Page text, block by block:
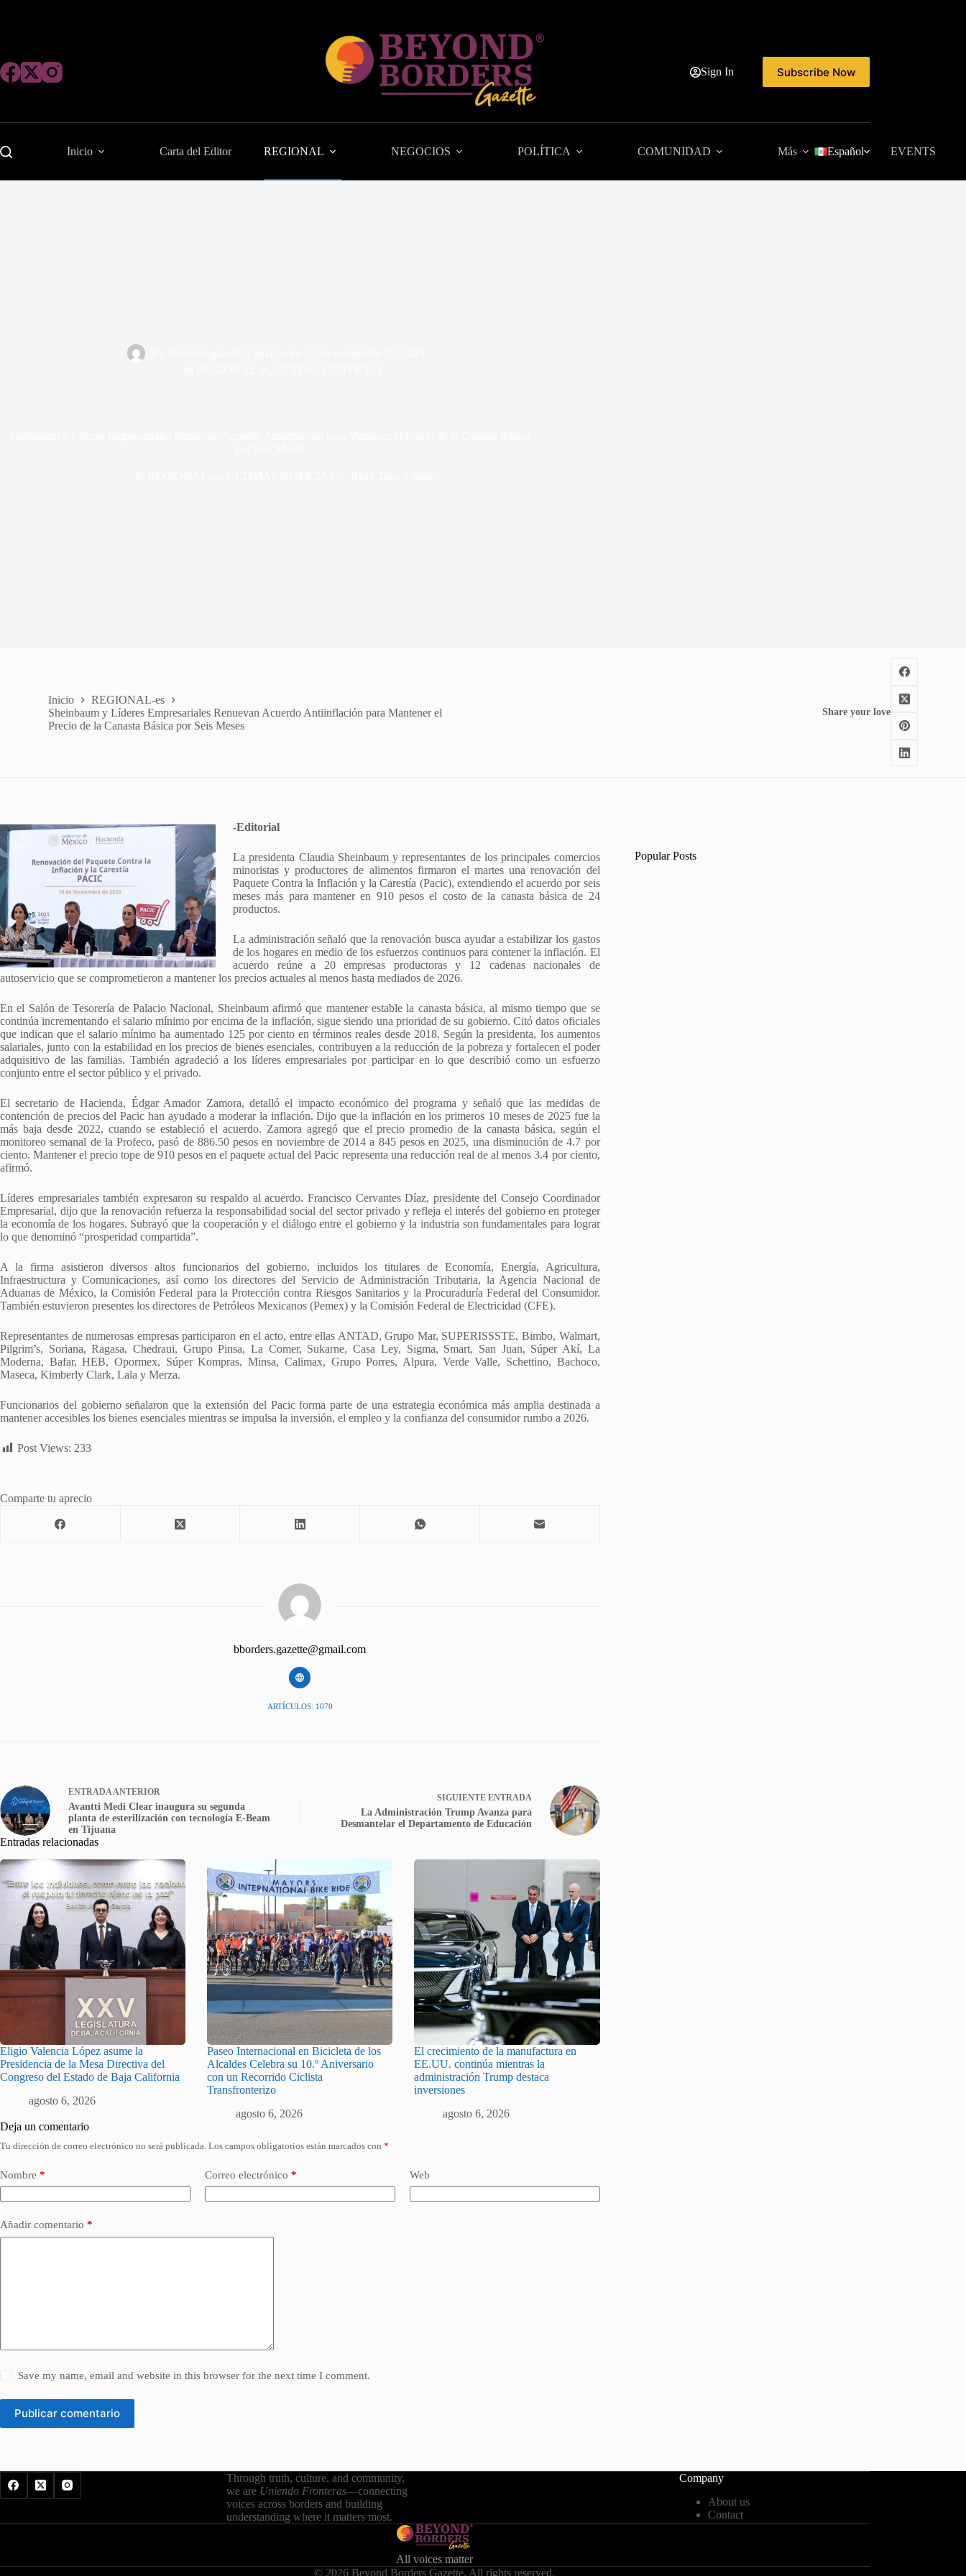
Sign In Subscribe Now
Inicio Carta del Editor REGIONAL NEGOCIOS POLÍTICA COMUNIDAD Más EVENTS
Español
Inicio
REGIONAL-es
Sheinbaum y Líderes Empresariales Renuevan Acuerdo Antiinflación para Mantener el
Precio de la Canasta Básica por Seis Meses
Share your love
-Editorial
La presidenta Claudia Sheinbaum y representantes de los principales comercios
minoristas y productores de alimentos firmaron el martes una renovación del
Paquete Contra la Inflación y la Carestía (Pacic), extendiendo el acuerdo por seis
meses más para mantener en 910 pesos el costo de la canasta básica de 24
productos.
La administración señaló que la renovación busca ayudar a estabilizar los gastos
de los hogares en medio de los esfuerzos continuos para contener la inflación. El
acuerdo reúne a 20 empresas productoras y 12 cadenas nacionales de
autoservicio que se comprometieron a mantener los precios actuales al menos hasta mediados de 2026.
En el Salón de Tesorería de Palacio Nacional, Sheinbaum afirmó que mantener estable la canasta básica, al mismo tiempo que se
continúa incrementando el salario mínimo por encima de la inflación, sigue siendo una prioridad de su gobierno. Citó datos oficiales
que indican que el salario mínimo ha aumentado 125 por ciento en términos reales desde 2018. Según la presidenta, los aumentos
salariales, junto con la estabilidad en los precios de bienes esenciales, contribuyen a la reducción de la pobreza y fortalecen el poder
adquisitivo de las familias. También agradeció a los líderes empresariales por participar en lo que describió como un esfuerzo
conjunto entre el sector público y el privado.
El secretario de Hacienda, Édgar Amador Zamora, detalló el impacto económico del programa y señaló que las medidas de
contención de precios del Pacic han ayudado a moderar la inflación. Dijo que la inflación en los primeros 10 meses de 2025 fue la
más baja desde 2022, cuando se estableció el acuerdo. Zamora agregó que el precio promedio de la canasta básica, según el
monitoreo semanal de la Profeco, pasó de 886.50 pesos en noviembre de 2014 a 845 pesos en 2025, una disminución de 4.7 por
ciento. Mantener el precio tope de 910 pesos en el paquete actual del Pacic representa una reducción real de al menos 3.4 por ciento,
afirmó.
Líderes empresariales también expresaron su respaldo al acuerdo. Francisco Cervantes Díaz, presidente del Consejo Coordinador
Empresarial, dijo que la renovación refuerza la responsabilidad social del sector privado y refleja el interés del gobierno en proteger
la economía de los hogares. Subrayó que la cooperación y el diálogo entre el gobierno y la industria son fundamentales para lograr
lo que denominó “prosperidad compartida”.
A la firma asistieron diversos altos funcionarios del gobierno, incluidos los titulares de Economía, Energía, Agricultura,
Infraestructura y Comunicaciones, así como los directores del Servicio de Administración Tributaria, la Agencia Nacional de
Aduanas de México, la Comisión Federal para la Protección contra Riesgos Sanitarios y la Procuraduría Federal del Consumidor.
También estuvieron presentes los directores de Petróleos Mexicanos (Pemex) y la Comisión Federal de Electricidad (CFE).
Representantes de numerosas empresas participaron en el acto, entre ellas ANTAD, Grupo Mar, SUPERISSSTE, Bimbo, Walmart,
Pilgrim’s, Soriana, Ragasa, Chedraui, Grupo Pinsa, La Comer, Sukarne, Casa Ley, Sigma, Smart, San Juan, Súper Akí, La
Moderna, Bafar, HEB, Opormex, Súper Kompras, Minsa, Calimax, Grupo Porres, Alpura, Verde Valle, Schettino, Bachoco,
Maseca, Kimberly Clark, Lala y Merza.
Funcionarios del gobierno señalaron que la extensión del Pacic forma parte de una estrategia económica más amplia destinada a
mantener accesibles los bienes esenciales mientras se impulsa la inversión, el empleo y la confianza del consumidor rumbo a 2026.
Post Views: 233
Comparte tu aprecio
bborders.gazette@gmail.com
ARTÍCULOS: 1070
ENTRADAANTERIOR
Avantti Medi Clear inaugura su segunda
planta de esterilización con tecnología E-Beam
en Tijuana
SIGUIENTE ENTRADA
La Administración Trump Avanza para
Desmantelar el Departamento de Educación
Entradas relacionadas
Eligio Valencia López asume la
Presidencia de la Mesa Directiva del
Congreso del Estado de Baja California
agosto 6, 2026
Paseo Internacional en Bicicleta de los
Alcaldes Celebra su 10.º Aniversario
con un Recorrido Ciclista
Transfronterizo
agosto 6, 2026
El crecimiento de la manufactura en
EE.UU. continúa mientras la
administración Trump destaca
inversiones
agosto 6, 2026
Deja un comentario
Tu dirección de correo electrónico no será publicada. Los campos obligatorios están marcados con *
Nombre * Correo electrónico * Web
Añadir comentario *
Save my name, email and website in this browser for the next time I comment.
Publicar comentario
Popular Posts
Through truth, culture, and community,
we are Uniendo Fronteras—connecting
voices across borders and building
understanding where it matters most.
Company
About us
Contact
All voices matter
© 2026 Beyond Borders Gazette. All rights reserved.